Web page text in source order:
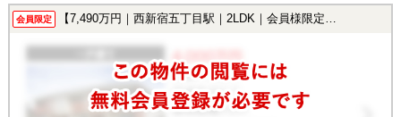
会員限定 【7,490万円｜西新宿五丁目駅｜2LDK｜会員様限定で公開中！】